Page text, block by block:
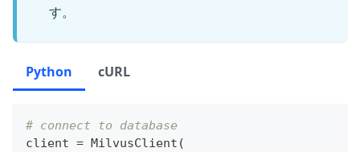
す。
Python cURL
# connect to database
client = MilvusClient (